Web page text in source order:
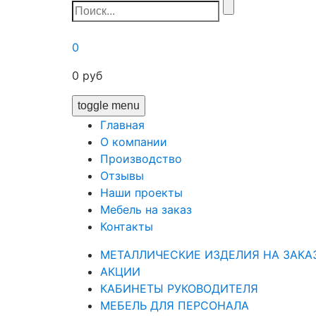
0
0 руб
toggle menu
Главная
О компании
Производство
Отзывы
Наши проекты
Мебель на заказ
Контакты
МЕТАЛЛИЧЕСКИЕ ИЗДЕЛИЯ НА
АКЦИИ
КАБИНЕТЫ РУКОВОДИТЕЛЯ
МЕБЕЛЬ ДЛЯ ПЕРСОНАЛА